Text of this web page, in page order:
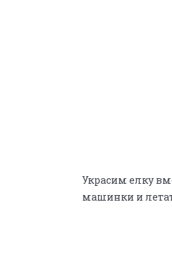
Украсим елку
машинки и